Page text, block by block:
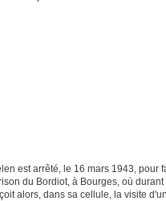
est arrêté, le 16 mars 1943, pour
du Bordiot, à Bourges, où
alors, dans sa cellule, la visite